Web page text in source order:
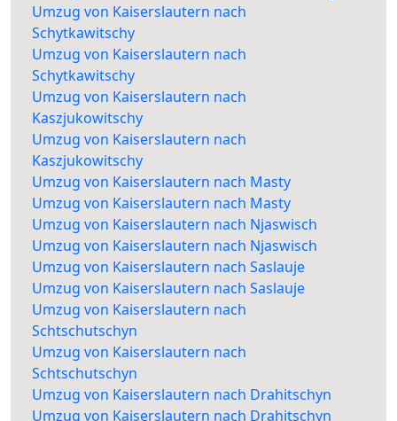
Umzug von Kaiserslautern nach
Schytkawitschy
Umzug von Kaiserslautern nach
Schytkawitschy
Umzug von Kaiserslautern nach
Kaszjukowitschy
Umzug von Kaiserslautern nach
Kaszjukowitschy
Umzug von Kaiserslautern nach Masty
Umzug von Kaiserslautern nach Masty
Umzug von Kaiserslautern nach Njaswisch
Umzug von Kaiserslautern nach Njaswisch
Umzug von Kaiserslautern nach Saslauje
Umzug von Kaiserslautern nach Saslauje
Umzug von Kaiserslautern nach
Schtschutschyn
Umzug von Kaiserslautern nach
Schtschutschyn
Umzug von Kaiserslautern nach Drahitschyn
Umzug von Kaiserslautern nach Drahitschyn